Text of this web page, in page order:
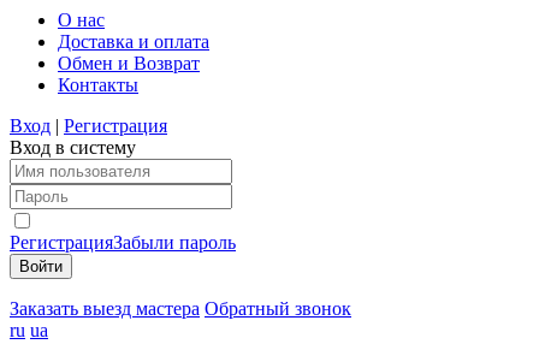
О нас
Доставка и оплата
Обмен и Возврат
Контакты
Вход | Регистрация
Вход в систему
РегистрацияЗабыли пароль
Заказать выезд мастера Обратный звонок
ru ua